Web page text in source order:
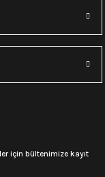
Kurukafa(2)
için bültenimize kayıt